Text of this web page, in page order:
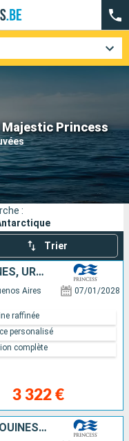
Princess
Compagnies
:
Trier
ARGENTINE, CHILI, ÎLES MALOUINES, URUGUAY
Aires 07/01/2028
3 322 €
raffinée
personalisé
complète
URUGUAY, ARGENTINE, ÎLES MALOUINES, CHILI